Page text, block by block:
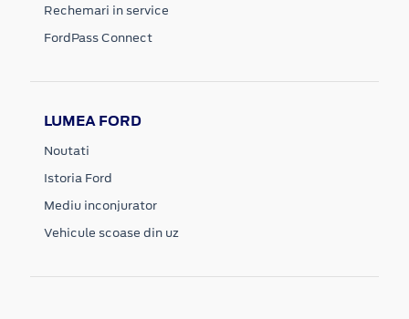
Rechemari in service
FordPass Connect
LUMEA FORD
Noutati
Istoria Ford
Mediu inconjurator
Vehicule scoase din uz